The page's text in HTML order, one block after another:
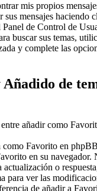
mis propios
sus mensajes haciendo
Panel de Control de
buscar sus temas,
y complete las
de
añadir como
como Favorito en
en su navegador.
actualización o
para ver las
de añadir a